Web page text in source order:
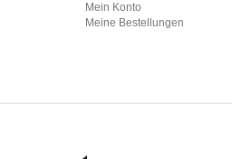
Mein Konto
Meine Bestellungen